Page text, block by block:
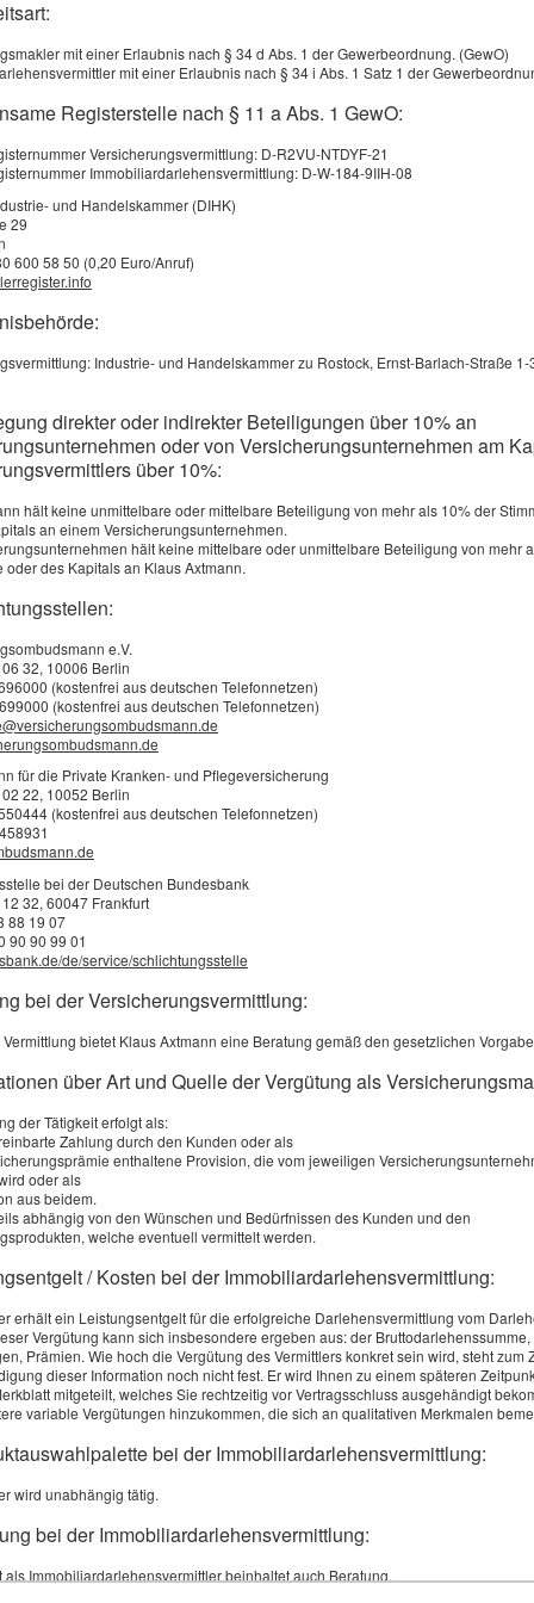
Die GKV konzentriert sich auf die medizinische Basis. Individuelle
Kosten. Typische Bereiche sind:
der Regelversorgung, doch es bezieht sich weiterhin auf die
deutlich. Sie ergänzt den gesetzlichen Zuschuss und ermöglicht es,
bringt. Irrtum: Ein lückenlos geführtes Bonusheft lohnt sich in jedem
Rolle. Also ab wann leistet der Tarif nach Abschluss. Viele
darauf. Inzwischen bieten einige Versicherer sogar Lösungen an, die
noch die Möglichkeit die finanzielle Belastung zu reduzieren.
Beiträgen und einer breiteren Tarifauswahl. Gleichzeitig ermöglicht
erhöhen. Dadurch bleibt der Beitrag kalkulierbar.
und sichert umfassenden Zugang zu Prophylaxe und hochwertigen
mit einer Erlaubnis nach § 34 d Abs. 1 der Gewerbeordnung. (GewO)
mit einer Erlaubnis nach § 34 i Abs. 1 Satz 1 der
Registerstelle nach § 11 a Abs. 1 GewO:
Versicherungsvermittlung: D-R2VU-NTDYF-21
Immobiliardarlehensvermittlung: D-W-184-9IIH-08
und Handelskammer (DIHK)
29
600 58 50 (0,20 Euro/Anruf)
Industrie- und Handelskammer zu Rostock, Ernst-Barlach-Straße 1-
direkter oder indirekter Beteiligungen über 10% an
oder von Versicherungsunternehmen am
über 10%:
hält keine unmittelbare oder mittelbare Beteiligung von mehr als 10% der
an einem Versicherungsunternehmen.
hält keine mittelbare oder unmittelbare Beteiligung von mehr
oder des Kapitals an Klaus Axtmann.
e.V.
32, 10006 Berlin
(kostenfrei aus deutschen Telefonnetzen)
(kostenfrei aus deutschen Telefonnetzen)
für die Private Kranken- und Pflegeversicherung
22, 10052 Berlin
(kostenfrei aus deutschen Telefonnetzen)
bei der Deutschen Bundesbank
32, 60047 Frankfurt
88 19 07
90 90 99 01
de/service/schlichtungsstelle
bei der Versicherungsvermittlung:
Vermittlung bietet Klaus Axtmann eine Beratung gemäß den gesetzlichen
über Art und Quelle der Vergütung als
der Tätigkeit erfolgt als:
Zahlung durch den Kunden oder als
enthaltene Provision, die vom jeweiligen
oder als
aus beidem.
abhängig von den Wünschen und Bedürfnissen des Kunden und den
welche eventuell vermittelt werden.
/ Kosten bei der Immobiliardarlehensvermittlung:
erhält ein Leistungsentgelt für die erfolgreiche Darlehensvermittlung vom
Vergütung kann sich insbesondere ergeben aus: der Bruttodarlehenssumme,
Prämien. Wie hoch die Vergütung des Vermittlers konkret sein wird, steht zum
dieser Information noch nicht fest. Er wird Ihnen zu einem späteren
mitgeteilt, welches Sie rechtzeitig vor Vertragsschluss ausgehändigt
variable Vergütungen hinzukommen, die sich an qualitativen Merkmalen
bei der Immobiliardarlehensvermittlung:
wird unabhängig tätig.
bei der Immobiliardarlehensvermittlung:
als Immobiliardarlehensvermittler beinhaltet auch Beratung.